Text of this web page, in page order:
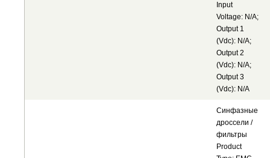
Input
Voltage: N/A;
Output 1
(Vdc): N/A;
Output 2
(Vdc): N/A;
Output 3
(Vdc): N/A
Синфазные
дроссели /
фильтры
Product